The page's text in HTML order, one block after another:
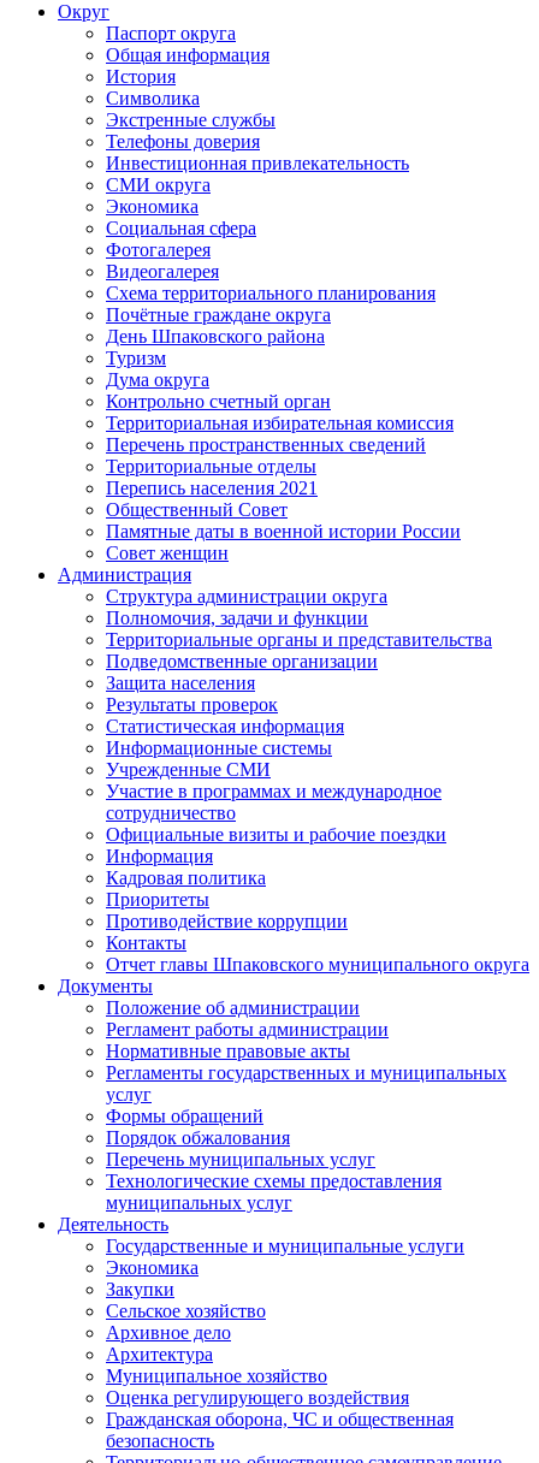
Округ
Паспорт округа
Общая информация
История
Символика
Экстренные службы
Телефоны доверия
Инвестиционная привлекательность
СМИ округа
Экономика
Социальная сфера
Фотогалерея
Видеогалерея
Схема территориального планирования
Почётные граждане округа
День Шпаковского района
Туризм
Дума округа
Контрольно счетный орган
Территориальная избирательная комиссия
Перечень пространственных сведений
Территориальные отделы
Перепись населения 2021
Общественный Совет
Памятные даты в военной истории России
Совет женщин
Администрация
Структура администрации округа
Полномочия, задачи и функции
Территориальные органы и представительства
Подведомственные организации
Защита населения
Результаты проверок
Статистическая информация
Информационные системы
Учрежденные СМИ
Участие в программах и международное
сотрудничество
Официальные визиты и рабочие поездки
Информация
Кадровая политика
Приоритеты
Противодействие коррупции
Контакты
Отчет главы Шпаковского муниципального округа
Документы
Положение об администрации
Регламент работы администрации
Нормативные правовые акты
Регламенты государственных и муниципальных
услуг
Формы обращений
Порядок обжалования
Перечень муниципальных услуг
Технологические схемы предоставления
муниципальных услуг
Деятельность
Государственные и муниципальные услуги
Экономика
Закупки
Сельское хозяйство
Архивное дело
Архитектура
Муниципальное хозяйство
Оценка регулирующего воздействия
Гражданская оборона, ЧС и общественная
безопасность